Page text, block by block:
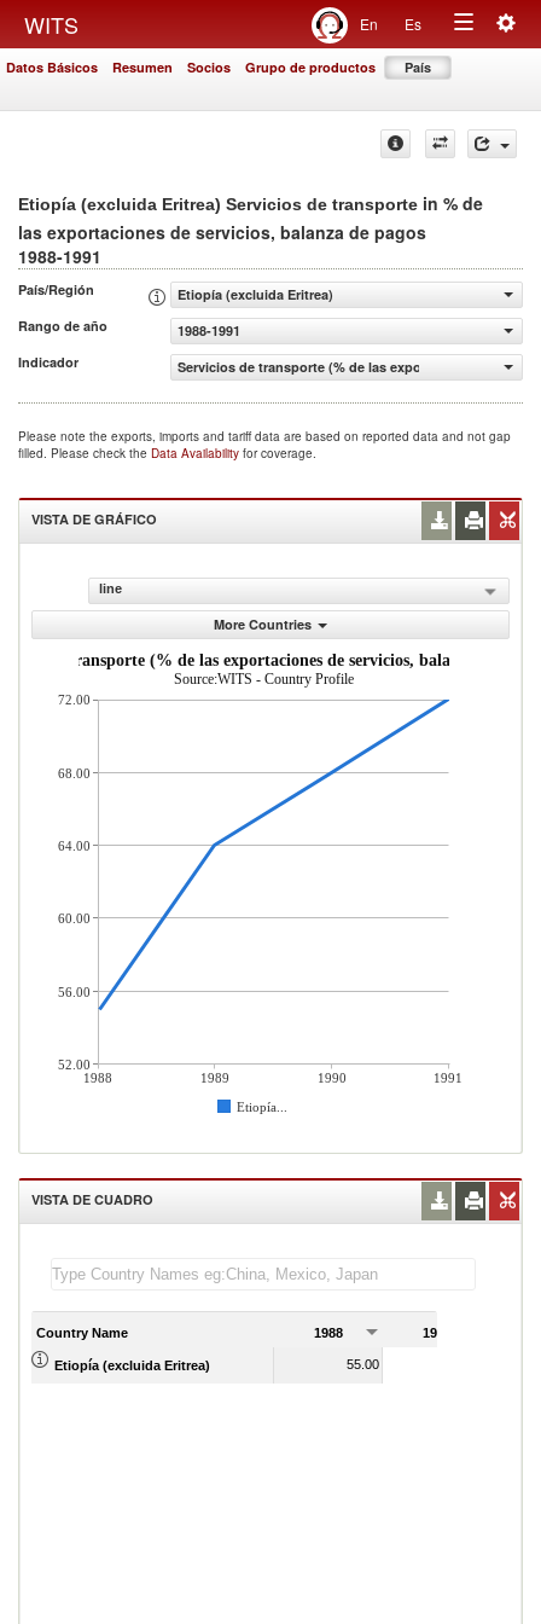
WITS En Es
Toggle
Datos Básicos Resumen Socios Grupo de productos País
Etiopía (excluida Eritrea) Servicios de transporte in % de
las exportaciones de servicios, balanza de pagos
1988-1991
País/Región
Etiopía (excluida Eritrea)
Rango de año
1988-1991
Indicador
Servicios de transporte (% de las exportaciones de
Please note the exports, imports and tariff data are based on reported data and not gap
filled. Please check the Data Availability for coverage.
VISTA DE GRÁFICO
line
More Countries
de transporte (% de las exportaciones de servicios, balanza de
Source:WITS - Country Profile
1988 1989 1990
1991
Etiopía...
72.00
68.00
64.00
60.00
56.00
52.00
VISTA DE CUADRO
Country Name 1988 1989
Etiopía (excluida Eritrea) 55.00